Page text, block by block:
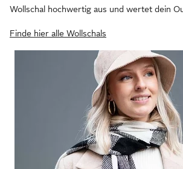
Wollschal hochwertig aus und wertet dein
Finde hier alle Wollschals